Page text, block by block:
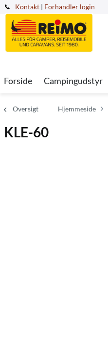
Kontakt | Forhandler login
Forside Campingudstyr
Oversigt Hjemmeside
KLE-60